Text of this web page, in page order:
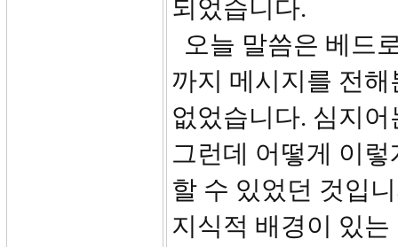
되었습니다.
오늘 말씀은 베드
까지 메시지를 전
없었습니다. 심지
그런데 어떻게 이
할 수 있었던 것입
지식적 배경이 있